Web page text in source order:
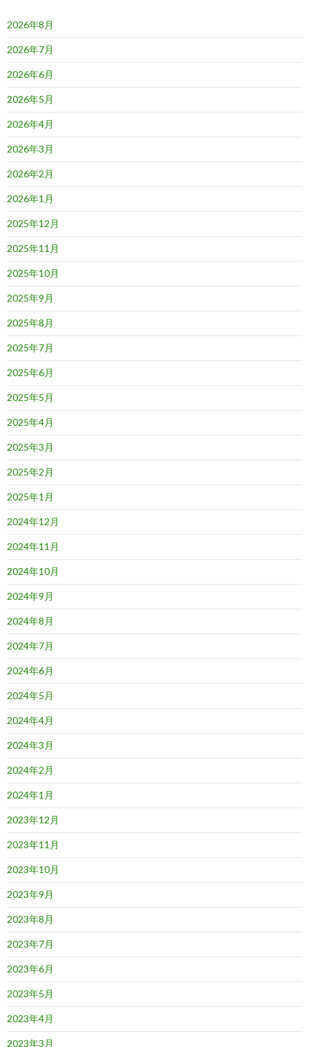
2026年8月
2026年7月
2026年6月
2026年5月
2026年4月
2026年3月
2026年2月
2026年1月
2025年12月
2025年11月
2025年10月
2025年9月
2025年8月
2025年7月
2025年6月
2025年5月
2025年4月
2025年3月
2025年2月
2025年1月
2024年12月
2024年11月
2024年10月
2024年9月
2024年8月
2024年7月
2024年6月
2024年5月
2024年4月
2024年3月
2024年2月
2024年1月
2023年12月
2023年11月
2023年10月
2023年9月
2023年8月
2023年7月
2023年6月
2023年5月
2023年4月
2023年3月